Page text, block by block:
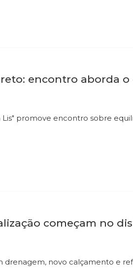
encontro aborda
Lis" promove encontro sobre
começam no
drenagem, novo calçamento e